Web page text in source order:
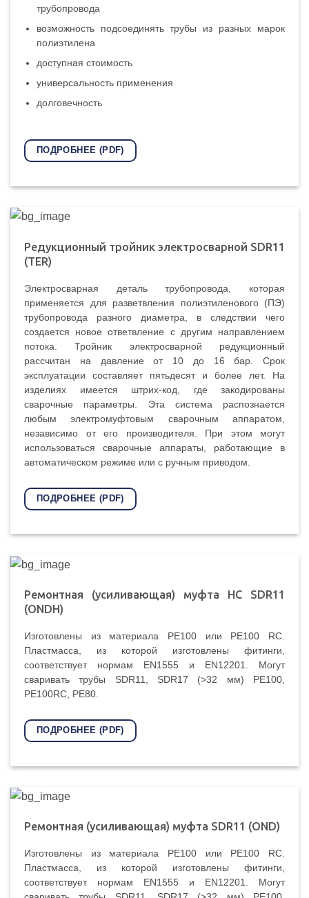
трубопровода
возможность подсоединять трубы из разных марок
полиэтилена
доступная стоимость
универсальность применения
долговечность
ПОДРОБНЕЕ (PDF)
Редукционный тройник электросварной SDR11
(TER)
Электросварная деталь трубопровода, которая
применяется для разветвления полиэтиленового (ПЭ)
трубопровода разного диаметра, в следствии чего
создается новое ответвление с другим направлением
потока. Тройник электросварной редукционный
рассчитан на давление от 10 до 16 бар. Срок
эксплуатации составляет пятьдесят и более лет. На
изделиях имеется штрих-код, где закодированы
сварочные параметры. Эта система распознается
любым электромуфтовым сварочным аппаратом,
независимо от его производителя. При этом могут
использоваться сварочные аппараты, работающие в
автоматическом режиме или с ручным приводом.
ПОДРОБНЕЕ (PDF)
Ремонтная (усиливающая) муфта HC SDR11
(ONDH)
Изготовлены из материала PE100 или PE100 RC.
Пластмасса, из которой изготовлены фитинги,
соответствует нормам EN1555 и EN12201. Могут
сваривать трубы SDR11, SDR17 (>32 мм) PE100,
PE100RC, PE80.
ПОДРОБНЕЕ (PDF)
Ремонтная (усиливающая) муфта SDR11 (OND)
Изготовлены из материала PE100 или PE100 RC.
Пластмасса, из которой изготовлены фитинги,
соответствует нормам EN1555 и EN12201. Могут